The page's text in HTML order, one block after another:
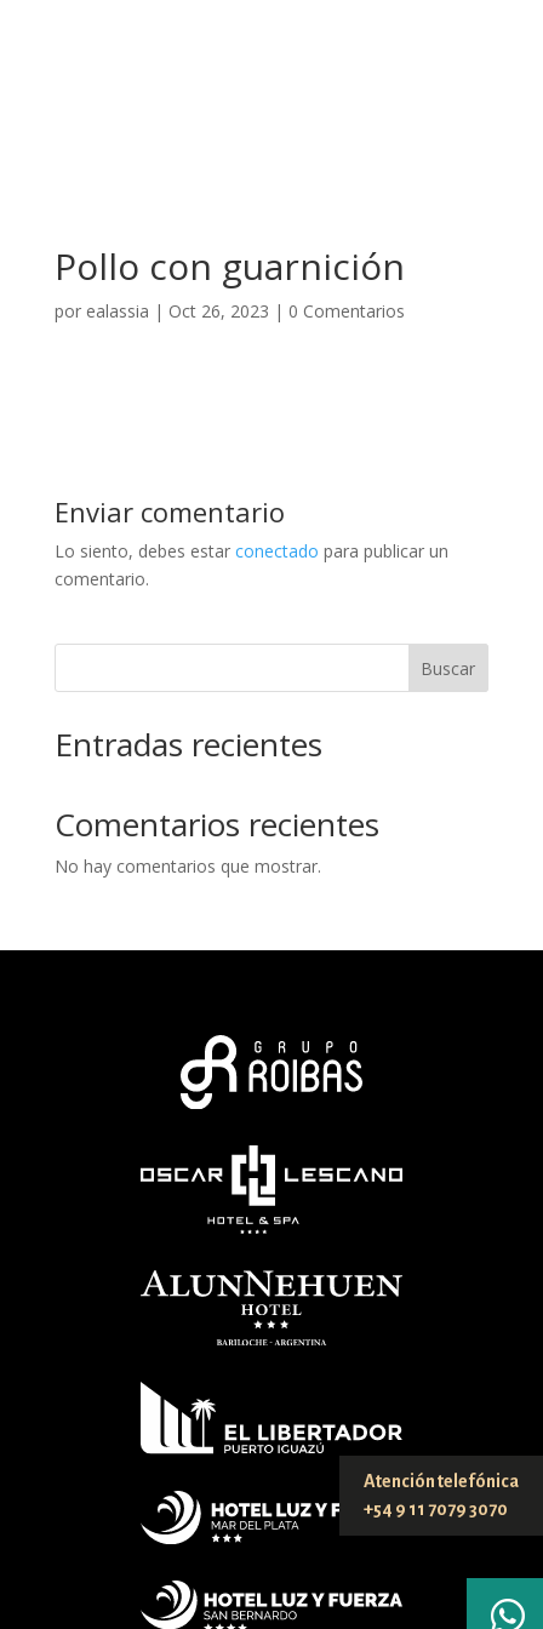
Pollo con guarnición
por ealassia | Oct 26, 2023 | 0 Comentarios
Enviar comentario
Lo siento, debes estar conectado para publicar un
comentario.
Buscar
Entradas recientes
Comentarios recientes
No hay comentarios que mostrar.
Atención telefónica
+54 9 11 7079 3070
